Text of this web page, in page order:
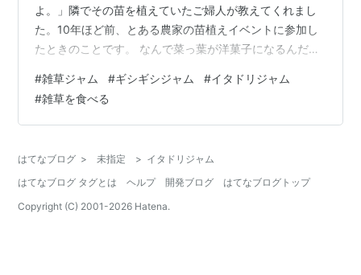
よ。」隣でその苗を植えていたご婦人が教えてくれまし
た。10年ほど前、とある農家の苗植えイベントに参加し
たときのことです。 なんで菜っ葉が洋菓子になるんだ？
かネットで調べてみました。それが欧州原産のタデ科植
物だと分かると、日本にはどんなタデ科植物があるのか
も探ってみたくなります。そして、これ使えそうだと直
てら茎を折ってしがんだ（関西弁？）ときの酸っぱい記
憶が結びついたのです。 ちょうどイタドリが生えてく…
#雑草ジャム #ギシギシジャム #イタドリジャム
#雑草を食べる
はてなブログ > 未指定 > イタドリジャム
はてなブログ タグとは
ヘルプ 開発ブログ
はてなブログトップ
Copyright (C) 2001-2026 Hatena.